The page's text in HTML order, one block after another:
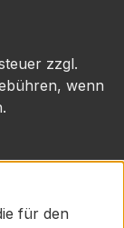
zzgl.
wenn
für den